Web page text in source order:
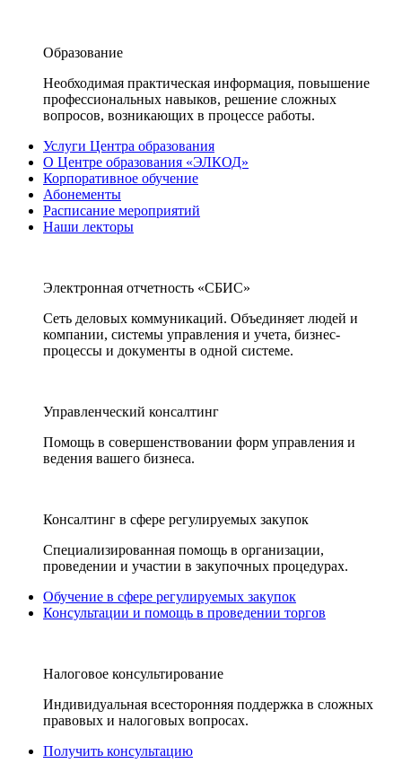
Образование
Необходимая практическая информация, повышение
профессиональных навыков, решение сложных
вопросов, возникающих в процессе работы.
Услуги Центра образования
О Центре образования «ЭЛКОД»
Корпоративное обучение
Абонементы
Расписание мероприятий
Наши лекторы
Электронная отчетность «СБИС»
Сеть деловых коммуникаций. Объединяет людей и
компании, системы управления и учета, бизнес-
процессы и документы в одной системе.
Управленческий консалтинг
Помощь в совершенствовании форм управления и
ведения вашего бизнеса.
Консалтинг в сфере регулируемых закупок
Специализированная помощь в организации,
проведении и участии в закупочных процедурах.
Обучение в сфере регулируемых закупок
Консультации и помощь в проведении торгов
Налоговое консультирование
Индивидуальная всесторонняя поддержка в сложных
правовых и налоговых вопросах.
Получить консультацию